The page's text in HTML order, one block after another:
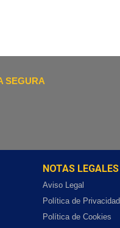
SEGURA
NOTAS LEGALES
Aviso Legal
Política de Privacidad
Política de Cookies